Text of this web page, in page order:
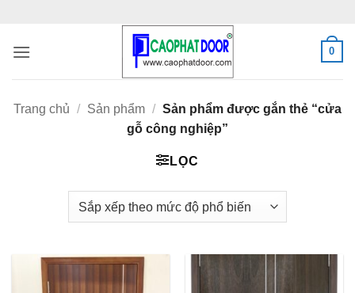
nội
0
Trang chủ / Sản phẩm / Sản phẩm được gắn thẻ “cửa
gỗ công nghiệp”
LỌC